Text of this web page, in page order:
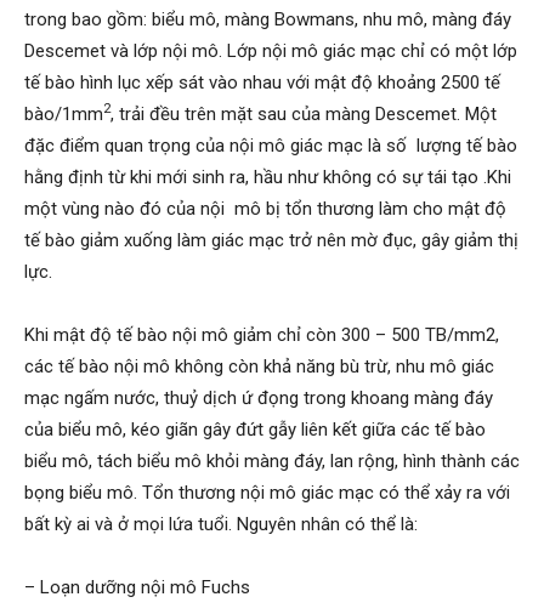
trong bao gồm: biểu mô, màng Bowmans, nhu mô, màng đáy
Descemet và lớp nội mô. Lớp nội mô giác mạc chỉ có một lớp
tế bào hình lục xếp sát vào nhau với mật độ khoảng 2500 tế
bào/1mm2, trải đều trên mặt sau của màng Descemet. Một
đặc điểm quan trọng của nội mô giác mạc là số lượng tế bào
hằng định từ khi mới sinh ra, hầu như không có sự tái tạo .Khi
một vùng nào đó của nội mô bị tổn thương làm cho mật độ
tế bào giảm xuống làm giác mạc trở nên mờ đục, gây giảm thị
lực.
Khi mật độ tế bào nội mô giảm chỉ còn 300 – 500 TB/mm2,
các tế bào nội mô không còn khả năng bù trừ, nhu mô giác
mạc ngấm nước, thuỷ dịch ứ đọng trong khoang màng đáy
của biểu mô, kéo giãn gây đứt gẫy liên kết giữa các tế bào
biểu mô, tách biểu mô khỏi màng đáy, lan rộng, hình thành các
bọng biểu mô. Tổn thương nội mô giác mạc có thể xảy ra với
bất kỳ ai và ở mọi lứa tuổi. Nguyên nhân có thể là:
– Loạn dưỡng nội mô Fuchs